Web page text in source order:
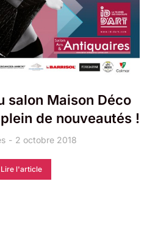
salon Maison Déco
de nouveautés !
2 octobre 2018
Lire l'article